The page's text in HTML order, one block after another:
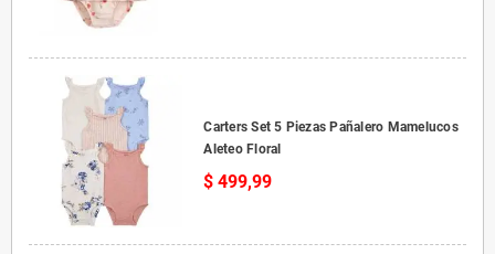
Carters Set 5 Piezas Pañalero Mamelucos
Aleteo Floral
$ 499,99